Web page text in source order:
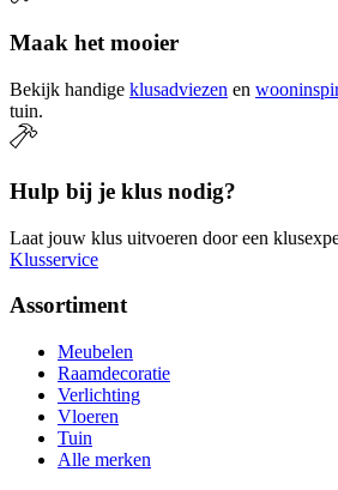
Maak het mooier
Bekijk handige klusadviezen en
tuin.
Hulp bij je klus nodig?
Laat jouw klus uitvoeren door een
Klusservice
Assortiment
Meubelen
Raamdecoratie
Verlichting
Vloeren
Tuin
Alle merken